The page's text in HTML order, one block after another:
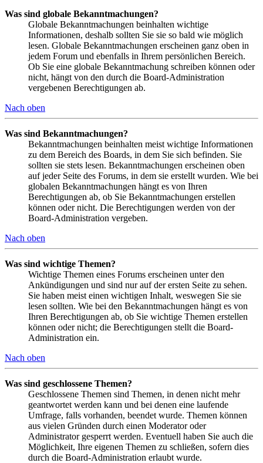
Was sind globale Bekanntmachungen?
Globale Bekanntmachungen beinhalten wichtige
Informationen, deshalb sollten Sie sie so bald wie möglich
lesen. Globale Bekanntmachungen erscheinen ganz oben in
jedem Forum und ebenfalls in Ihrem persönlichen Bereich.
Ob Sie eine globale Bekanntmachung schreiben können oder
nicht, hängt von den durch die Board-Administration
vergebenen Berechtigungen ab.
Nach oben
Was sind Bekanntmachungen?
Bekanntmachungen beinhalten meist wichtige Informationen
zu dem Bereich des Boards, in dem Sie sich befinden. Sie
sollten sie stets lesen. Bekanntmachungen erscheinen oben
auf jeder Seite des Forums, in dem sie erstellt wurden. Wie bei
globalen Bekanntmachungen hängt es von Ihren
Berechtigungen ab, ob Sie Bekanntmachungen erstellen
können oder nicht. Die Berechtigungen werden von der
Board-Administration vergeben.
Nach oben
Was sind wichtige Themen?
Wichtige Themen eines Forums erscheinen unter den
Ankündigungen und sind nur auf der ersten Seite zu sehen.
Sie haben meist einen wichtigen Inhalt, weswegen Sie sie
lesen sollten. Wie bei den Bekanntmachungen hängt es von
Ihren Berechtigungen ab, ob Sie wichtige Themen erstellen
können oder nicht; die Berechtigungen stellt die Board-
Administration ein.
Nach oben
Was sind geschlossene Themen?
Geschlossene Themen sind Themen, in denen nicht mehr
geantwortet werden kann und bei denen eine laufende
Umfrage, falls vorhanden, beendet wurde. Themen können
aus vielen Gründen durch einen Moderator oder
Administrator gesperrt werden. Eventuell haben Sie auch die
Möglichkeit, Ihre eigenen Themen zu schließen, sofern dies
durch die Board-Administration erlaubt wurde.